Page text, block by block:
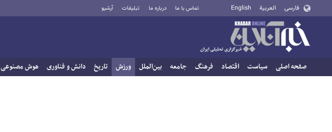
فارسی العربية English تماس با ما درباره ما تبلیغات آرشیو
صفحه اصلی سیاست اقتصاد فرهنگ جامعه بین‌الملل ورزش تاریخ دانش و فناوری هوش مصنوعی